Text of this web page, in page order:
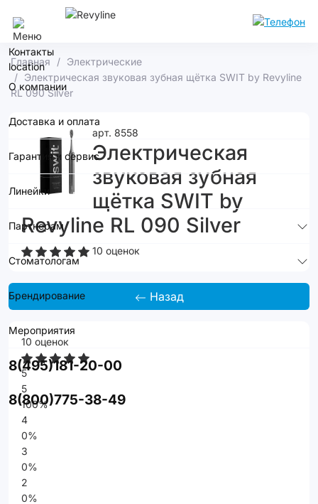
Контакты
О компании
Доставка и оплата
Гарантия и сервис
Линейки
Партнерам
Стоматологам
Брендирование
Мероприятия
8(495)181-20-00
8(800)775-38-49
Главная
Электрические
Электрическая звуковая зубная щётка SWIT by Revyline
RL 090 Silver
арт. 8558
Электрическая
звуковая зубная
щётка SWIT by
Revyline RL 090 Silver
10 оценок
Назад
10 оценок
5
5
100%
4
0%
3
0%
2
0%